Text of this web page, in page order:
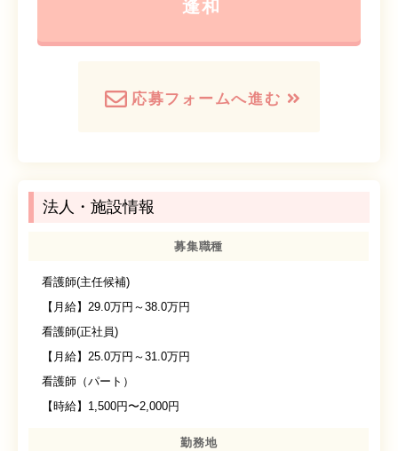
逢和
応募フォームへ進む
法人・施設情報
募集職種
看護師(主任候補)
【月給】29.0万円～38.0万円
看護師(正社員)
【月給】25.0万円～31.0万円
看護師（パート）
【時給】1,500円〜2,000円
勤務地